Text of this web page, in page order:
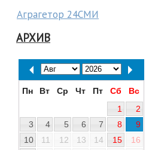
Аграгетор 24СМИ
АРХИВ
Пн Вт Ср Чт Пт Сб
Вс
1
2
3
4 5 6 7 8
9
10
11 12 13 14 15
16